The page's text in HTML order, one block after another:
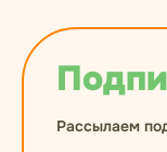
Рассылаем